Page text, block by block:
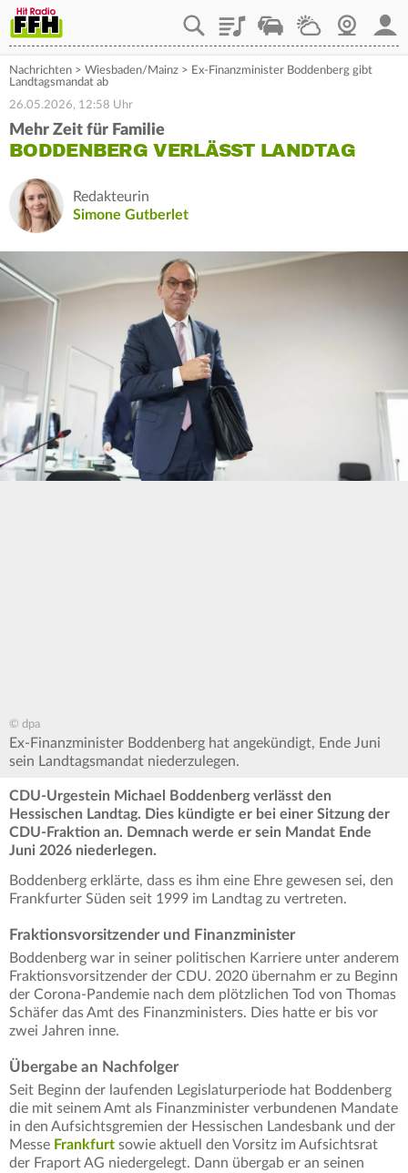
PlaylistStaupilotWetterWebcam
Nachrichten > Wiesbaden/Mainz > Ex-Finanzminister Boddenberg gibt
Landtagsmandat ab
26.05.2026, 12:58 Uhr
Mehr Zeit für Familie
BODDENBERG VERLÄSST LANDTAG
Redakteurin
Simone Gutberlet
© dpa
Ex-Finanzminister Boddenberg hat angekündigt, Ende Juni
sein Landtagsmandat niederzulegen.
CDU-Urgestein Michael Boddenberg verlässt den
Hessischen Landtag. Dies kündigte er bei einer Sitzung der
CDU-Fraktion an. Demnach werde er sein Mandat Ende
Juni 2026 niederlegen.
Boddenberg erklärte, dass es ihm eine Ehre gewesen sei, den
Frankfurter Süden seit 1999 im Landtag zu vertreten.
Fraktionsvorsitzender und Finanzminister
Boddenberg war in seiner politischen Karriere unter anderem
Fraktionsvorsitzender der CDU. 2020 übernahm er zu Beginn
der Corona-Pandemie nach dem plötzlichen Tod von Thomas
Schäfer das Amt des Finanzministers. Dies hatte er bis vor
zwei Jahren inne.
Übergabe an Nachfolger
Seit Beginn der laufenden Legislaturperiode hat Boddenberg
die mit seinem Amt als Finanzminister verbundenen Mandate
in den Aufsichtsgremien der Hessischen Landesbank und der
Messe Frankfurt sowie aktuell den Vorsitz im Aufsichtsrat
der Fraport AG niedergelegt. Dann übergab er an seinen